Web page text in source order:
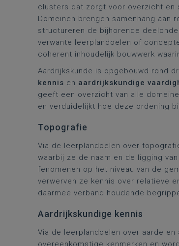
clusters dat zorgt voor overzicht en
Domeinen brengen samenhang aan
structureren de bijhorende
verwante leerplandoelen of
coherent inhoudelijk bouwwerk
Aardrijkskunde is opgebouwd rond
kennis en aardrijkskundige
geeft een overzicht van alle
en verduidelijkt hoe deze ordening
Topografie
Via de leerplandoelen over
waarbij ze de naam en de ligging
fenomenen op het niveau van de
verwerven ze kennis over relatieve
daarmee verband houdende
Aardrijkskundige kennis
Via de leerplandoelen over aarde
overeenkomstige kenmerken en